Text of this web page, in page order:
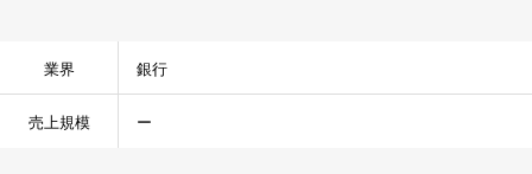
業界 銀行
売上規模 ー